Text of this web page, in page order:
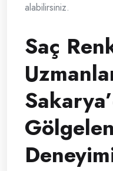
alabilirsiniz.
Saç